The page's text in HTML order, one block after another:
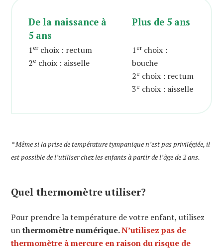
De la naissance à
5 ans
Plus de 5 ans
1 erchoix : rectum
2e choix : aisselle
1 erchoix :
bouche
2e choix : rectum
3e choix : aisselle
* Même si la prise de température tympanique n’est pas privilégiée, il
est possible de l’utiliser chez les enfants à partir de l’âge de 2 ans.
Quel thermomètre utiliser?
Pour prendre la température de votre enfant, utilisez
unthermomètre numérique.N’utilisez pas de
thermomètre à mercure en raison du risque de